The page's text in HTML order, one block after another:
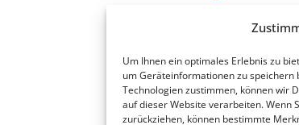
Um Ihnen ein optimales Erlebnis zu
um Geräteinformationen zu speichern
Technologien zustimmen, können wir
auf dieser Website verarbeiten. Wenn
zurückziehen, können bestimmte